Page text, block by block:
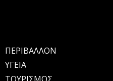
ΠΕΡΙΒΑΛΛΟΝ
ΥΓΕΙΑ